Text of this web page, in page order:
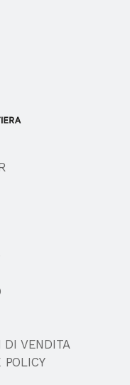
DI VENDITA
POLICY